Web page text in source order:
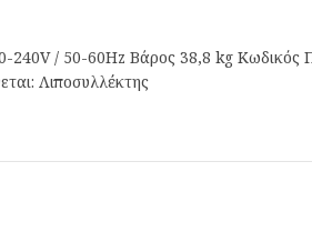
/ 50-60Hz Βάρος 38,8 kg Κωδικός
Λιποσυλλέκτης